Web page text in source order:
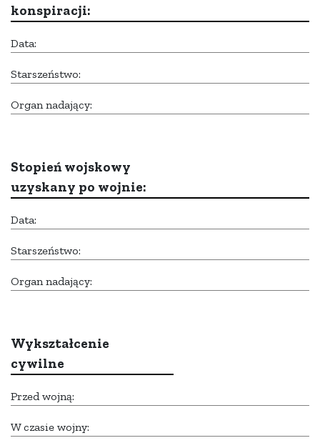
konspiracji:
Data:
Starszeństwo:
Organ nadający:
Stopień wojskowy
uzyskany po wojnie:
Data:
Starszeństwo:
Organ nadający:
Wykształcenie
cywilne
Przed wojną:
W czasie wojny: